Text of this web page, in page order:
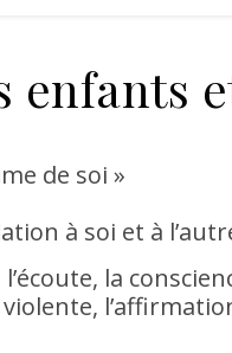
enfants
de soi »
à soi et à
la